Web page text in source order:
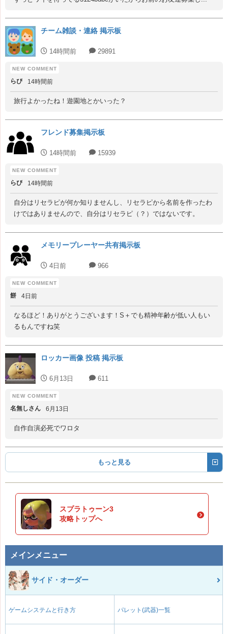
チーム雑談・連絡 掲示板
14時間前 29891
らぴ 14時間前
旅行よかったね！遊園地とかいった？
フレンド募集掲示板
14時間前 15939
らぴ 14時間前
自分はリセラピが何か知りませんし、リセラピから名前を作ったわ
けではありませんので、自分はリセラピ（？）ではないです。
メモリープレーヤー共有掲示板
4日前 966
餅 4日前
なるほど！ありがとうございます！S＋でも精神年齢が低い人もい
るもんですね笑
ロッカー画像 投稿 掲示板
6月13日 611
名無しさん 6月13日
自作自演必死でワロタ
もっと見る
スプラトゥーン3
攻略トップへ
メインメニュー
サイド・オーダー
ゲームシステムと行き方 パレット(武器)一覧